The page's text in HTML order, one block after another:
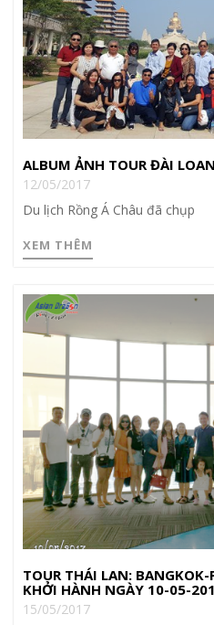
ALBUM ẢNH TOUR ĐÀI
12/05/2017
Du lịch Rồng Á Châu đã chụp
XEM THÊM
TOUR THÁI LAN:
KHỞI HÀNH NGÀY 10-05-
15/05/2017